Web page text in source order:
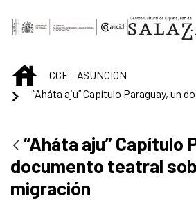
Saltar al contenido principal
INICIOCCE - ASUNCION
“Aháta aju” Capítulo
documento teatral
migración